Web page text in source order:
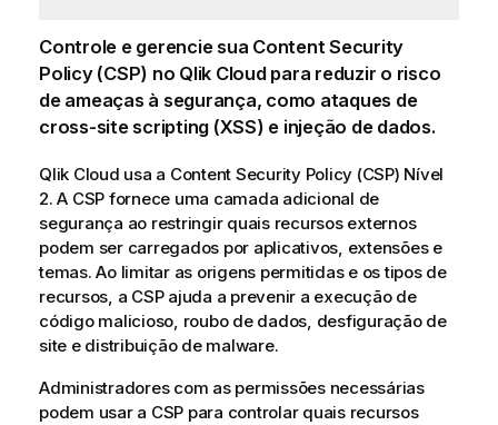
Controle e gerencie sua Content Security
Policy (CSP) no Qlik Cloudpara reduzir o risco
de ameaças à segurança, como ataques de
cross-site scripting (XSS) e injeção de dados.
Qlik Cloud usa a Content Security Policy (CSP) Nível
2. A CSP fornece uma camada adicional de
segurança ao restringir quais recursos externos
podem ser carregados por aplicativos, extensões e
temas. Ao limitar as origens permitidas e os tipos de
recursos, a CSPajuda a prevenir a execução de
código malicioso, roubo de dados, desfiguração de
site e distribuição de malware.
Administradores com as permissões necessárias
podem usar a CSP para controlar quais recursos